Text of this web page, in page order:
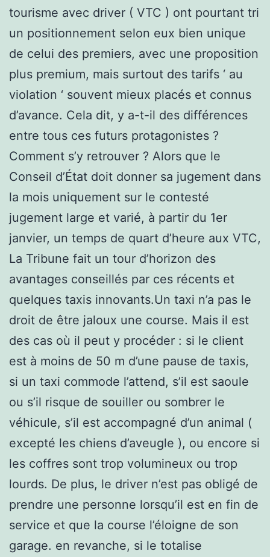
tourisme avec driver ( VTC ) ont pourtant tri
un positionnement selon eux bien unique
de celui des premiers, avec une proposition
plus premium, mais surtout des tarifs ‘ au
violation ‘ souvent mieux placés et connus
d’avance. Cela dit, y a-t-il des différences
entre tous ces futurs protagonistes ?
Comment s’y retrouver ? Alors que le
Conseil d’État doit donner sa jugement dans
la mois uniquement sur le contesté
jugement large et varié, à partir du 1er
janvier, un temps de quart d’heure aux VTC,
La Tribune fait un tour d’horizon des
avantages conseillés par ces récents et
quelques taxis innovants.Un taxi n’a pas le
droit de être jaloux une course. Mais il est
des cas où il peut y procéder : si le client
est à moins de 50 m d’une pause de taxis,
si un taxi commode l’attend, s’il est saoule
ou s’il risque de souiller ou sombrer le
véhicule, s’il est accompagné d’un animal (
excepté les chiens d’aveugle ), ou encore si
les coffres sont trop volumineux ou trop
lourds. De plus, le driver n’est pas obligé de
prendre une personne lorsqu’il est en fin de
service et que la course l’éloigne de son
garage. en revanche, si le totalise